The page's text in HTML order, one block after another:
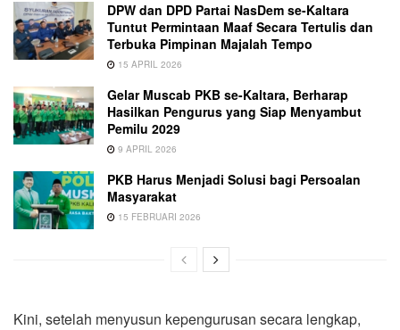
DPW dan DPD Partai NasDem se-Kaltara
Tuntut Permintaan Maaf Secara Tertulis dan
Terbuka Pimpinan Majalah Tempo
15 APRIL 2026
Gelar Muscab PKB se-Kaltara, Berharap
Hasilkan Pengurus yang Siap Menyambut
Pemilu 2029
9 APRIL 2026
PKB Harus Menjadi Solusi bagi Persoalan
Masyarakat
15 FEBRUARI 2026
Kini, setelah menyusun kepengurusan secara lengkap,